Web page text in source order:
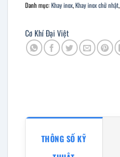
Danh mục:Khay inox,Khay inox chữ nhật,
Cơ Khí Đại Việt
THÔNG SỐ KỸ